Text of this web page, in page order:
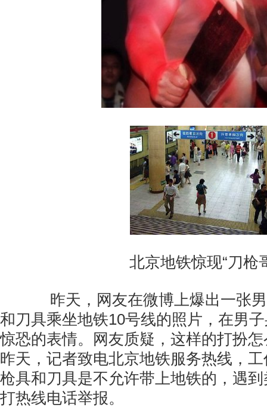
北京地铁惊现“刀枪
昨天，网友在微博上爆出一张男
和刀具乘坐地铁10号线的照片，在男
惊恐的表情。网友质疑，这样的打扮
昨天，记者致电北京地铁服务热线，
枪具和刀具是不允许带上地铁的，遇
打热线电话举报。